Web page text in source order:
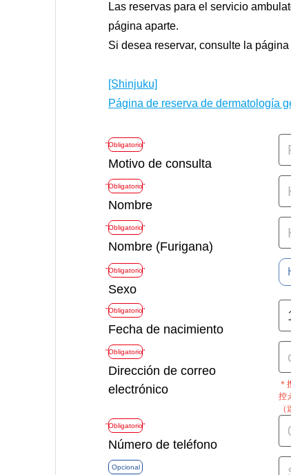
Las reservas para el servicio
página aparte.
Si desea reservar, consulte la
[Shinjuku]
Página de reserva de dermatología
"Obligatorio"
Motivo de consulta
"Obligatorio"
Nombre
"Obligatorio"
Nombre (Furigana)
"Obligatorio"
Sexo
"Obligatorio"
Fecha de nacimiento
"Obligatorio"
Dirección de correo
electrónico
＊
控
"Obligatorio"
Número de teléfono
Opcional